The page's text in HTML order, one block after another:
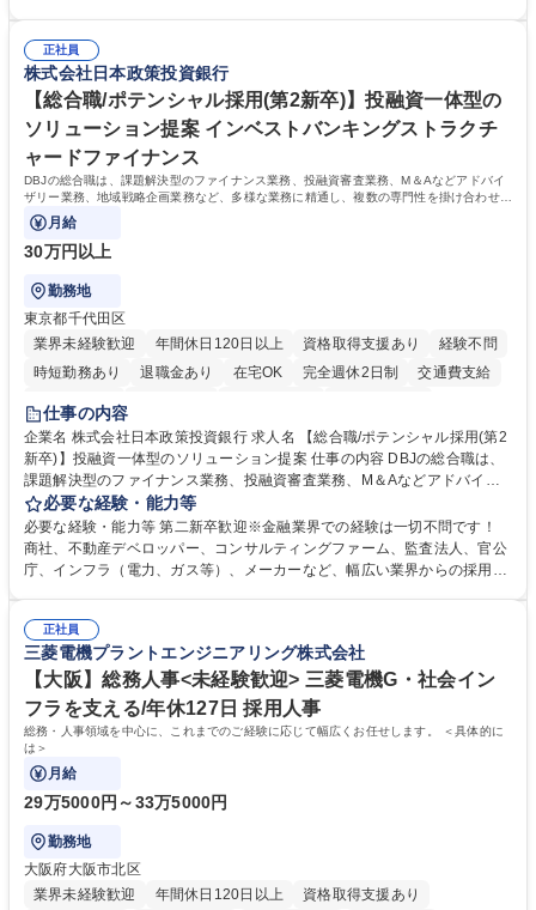
募集職種 【大阪・京都・滋賀】営業事務 ※未経験可
えて、お客様や社員の状況に合わせ、能動的なサポート、改善の動きも期
待され。組織を支えるスペシャリストとして、チームに貢献し、結果的に
社員から頼られる存在になることができます。平均19:30の退勤以降の業
務の持ち帰りも禁止されており、メリハリのある働き方となります。 学
歴・資格 学歴：大学院 大学 高専 短大 語学力： 資格：
正社員
株式会社日本政策投資銀行
【総合職/ポテンシャル採用(第2新卒)】投融資一体型の
ソリューション提案 インベストバンキングストラクチ
ャードファイナンス
DBJの総合職は、課題解決型のファイナンス業務、投融資審査業務、M＆Aなどアドバイ
ザリー業務、地域戦略企画業務など、多様な業務に精通し、複数の専門性を掛け合わせて
広く社会に貢献していく職種です。
月給
30万円以上
勤務地
東京都千代田区
業界未経験歓迎
年間休日120日以上 資格取得支援あり
経験不問
時短勤務あり
退職金あり 在宅OK 完全週休2日制
交通費支給
駅近5分以内
食事補助あり
託児所あり
仕事の内容
企業名 株式会社日本政策投資銀行 求人名 【総合職/ポテンシャル採用(第2
新卒)】投融資一体型のソリューション提案 仕事の内容 DBJの総合職は、
課題解決型のファイナンス業務、投融資審査業務、M＆Aなどアドバイザ
リー業務、地域戦略企画業務など、多様な業務に精通し、複数の専門性を
掛け合わせて広く社会に貢献していく職種です。 入社後は、横断的なロー
テーションを経て適性や専門性に応じたキャリアを形成していただきま
す。総合職として入社いただき、下記いずれかの部門でご活躍いただきま
ート・ナレッジ業務 ※それぞれの業務内容に関しては、別途その他労働条
件備考欄に記載 募集職種 【総合職/ポテンシャル採用(第2新卒)】投融資一
体型のソリューション提案
必要な経験・能力等
必要な経験・能力等 第二新卒歓迎※金融業界での経験は一切不問です！
商社、不動産デベロッパー、コンサルティングファーム、監査法人、官公
庁、インフラ（電力、ガス等）、メーカーなど、幅広い業界からの採用実
く高い志を併せもった人材を求めています。ポテンシャル採用（第2新
卒）では、金融業界での経験や知識を問いません。新たな時代を見据え
て、複雑化する社会課題の解決に向けて先鞭をつける役割を担いたい、と
いう気概をお持ちの方を心待ちにしています。 学歴・資格 学歴：大学院
大学 語学力： 資格：
正社員
三菱電機プラントエンジニアリング株式会社
【大阪】総務人事<未経験歓迎> 三菱電機G・社会イン
フラを支える/年休127日 採用人事
総務・人事領域を中心に、これまでのご経験に応じて幅広くお任せします。 ＜具体的に
は＞
月給
29万5000円～33万5000円
勤務地
大阪府大阪市北区
業界未経験歓迎
年間休日120日以上 資格取得支援あり